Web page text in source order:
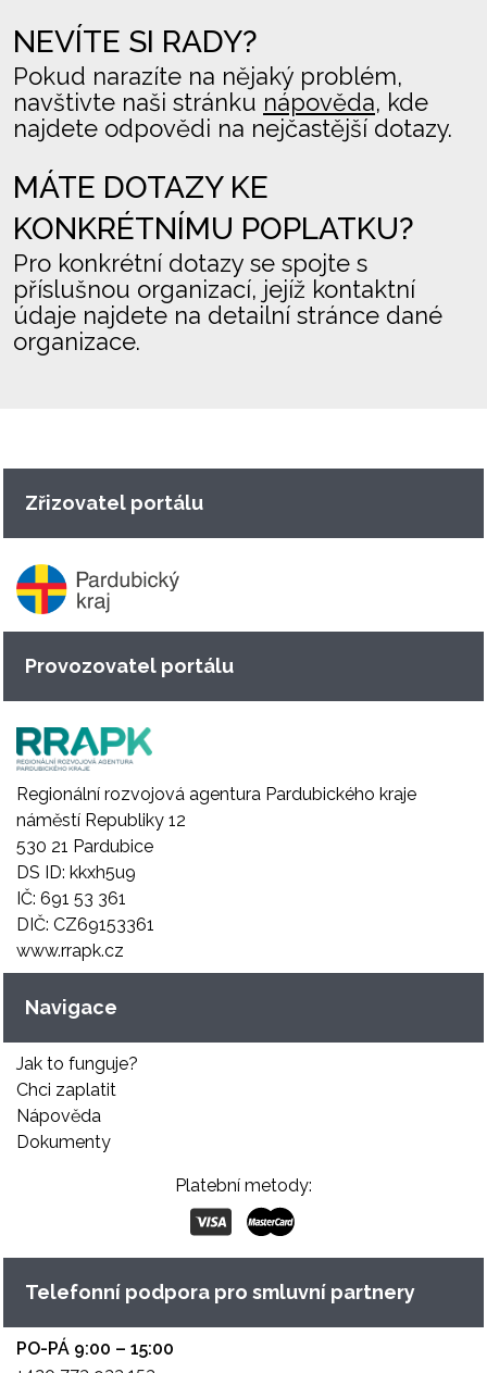
NEVÍTE SI RADY?
Pokud narazíte na nějaký problém,
navštivte naši stránku nápověda, kde
najdete odpovědi na nejčastější dotazy.
MÁTE DOTAZY KE
KONKRÉTNÍMU POPLATKU?
Pro konkrétní dotazy se spojte s
příslušnou organizací, jejíž kontaktní
údaje najdete na detailní stránce dané
organizace.
Zřizovatel portálu
Provozovatel portálu
Regionální rozvojová agentura Pardubického kraje
náměstí Republiky 12
530 21 Pardubice
DS ID: kkxh5u9
IČ: 691 53 361
DIČ: CZ69153361
www.rrapk.cz
Navigace
Jak to funguje?
Chci zaplatit
Nápověda
Dokumenty
Platební metody:
Telefonní podpora pro smluvní partnery
PO-PÁ 9:00 – 15:00